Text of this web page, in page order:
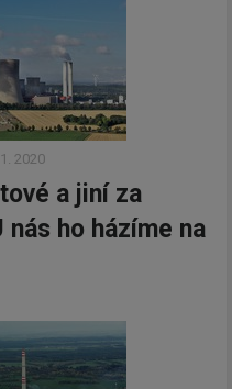
2020
a jiní za
ho házíme na